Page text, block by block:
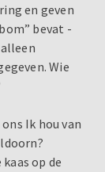
en geven
bevat -
Wie
Ik hou van
op de